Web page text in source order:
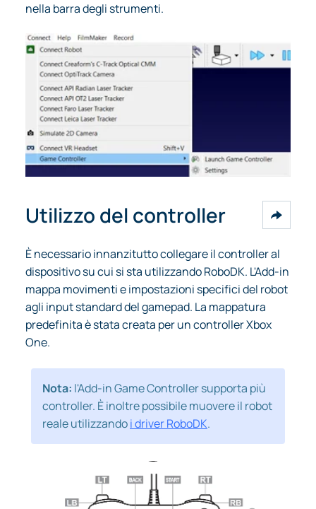
nella barra degli strumenti.
Utilizzo del controller
È necessario innanzitutto collegare il controller al
dispositivo su cui si sta utilizzando RoboDK. L'Add-in
mappa movimenti e impostazioni specifici del robot
agli input standard del gamepad. La mappatura
predefinita è stata creata per un controller Xbox
One.
Nota: l'Add-in Game Controller supporta più
controller. È inoltre possibile muovere il robot
reale utilizzandoi driver RoboDK.